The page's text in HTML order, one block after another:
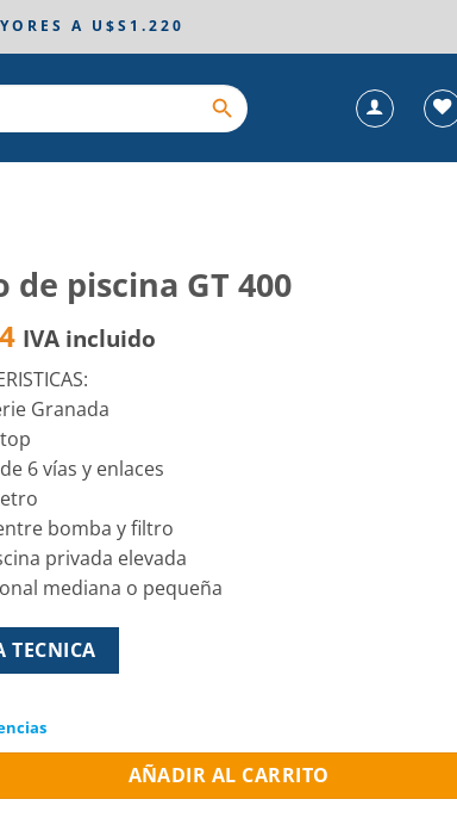
A U$S1.220
de piscina GT 400
IVA incluido
Granada
6 vías y enlaces
bomba y filtro
privada elevada
mediana o pequeña
TECNICA
AÑADIR AL CARRITO